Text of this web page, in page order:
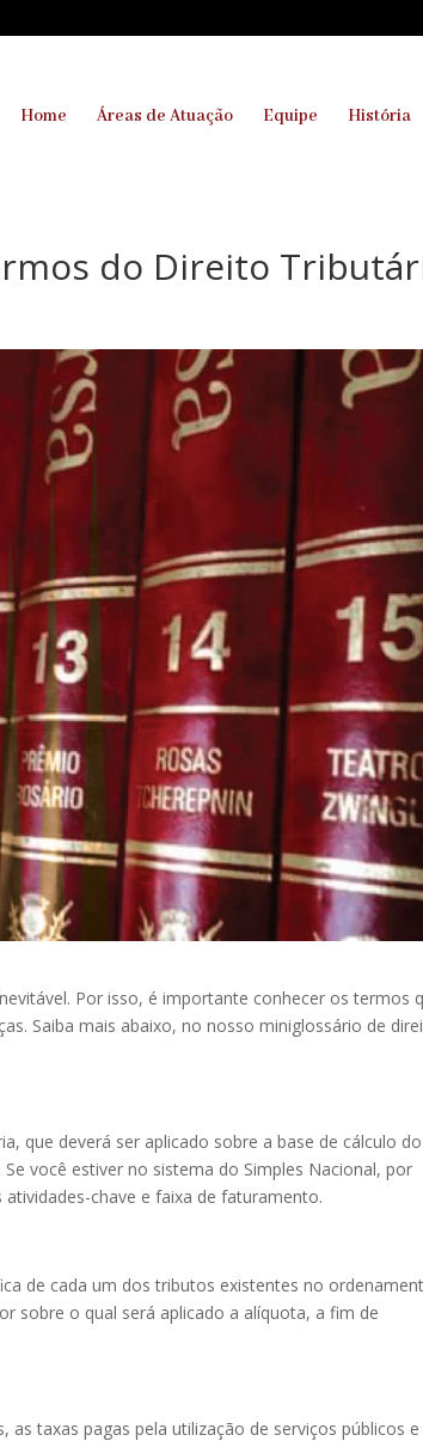
Home Áreas de Atuação Equipe História
do Direito
Por isso, é importante conhecer os termos
Saiba mais abaixo, no nosso miniglossário de
que deverá ser aplicado sobre a base de cálculo do
você estiver no sistema do Simples Nacional, por
chave e faixa de faturamento.
de cada um dos tributos existentes no
sobre o qual será aplicado a alíquota, a fim de
taxas pagas pela utilização de serviços públicos e